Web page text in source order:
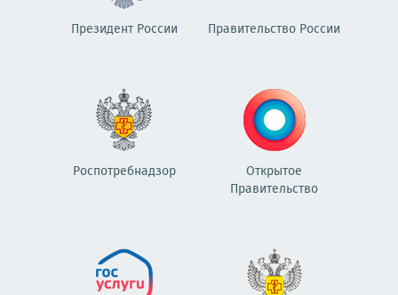
Президент России Правительство России
Роспотребнадзор
Открытое
Правительство